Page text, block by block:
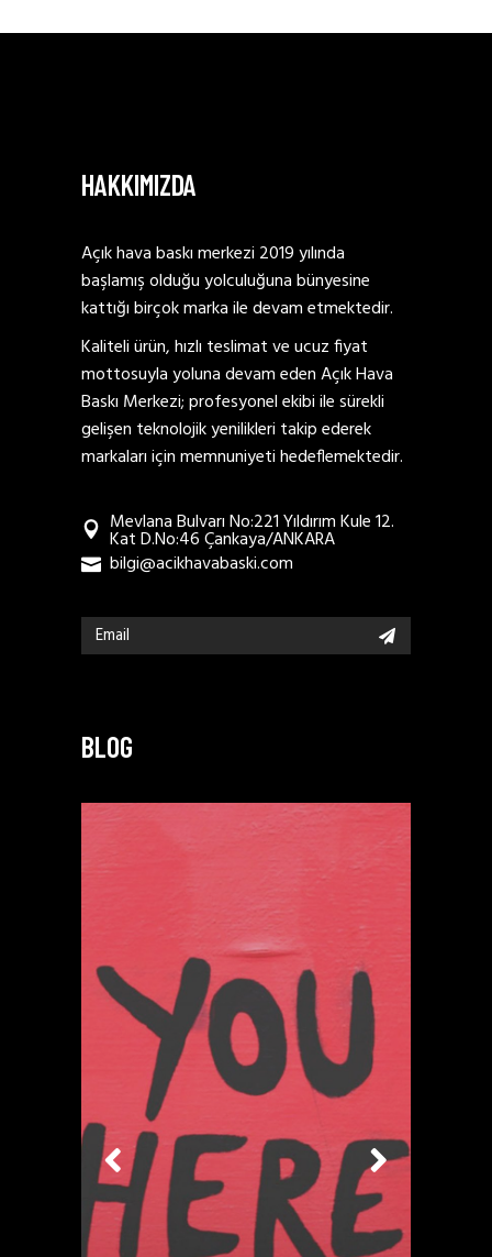
HAKKIMIZDA
Açık hava baskı merkezi 2019 yılında
başlamış olduğu yolculuğuna bünyesine
kattığı birçok marka ile devam etmektedir.
Kaliteli ürün, hızlı teslimat ve ucuz fiyat
mottosuyla yoluna devam eden Açık Hava
Baskı Merkezi; profesyonel ekibi ile sürekli
gelişen teknolojik yenilikleri takip ederek
markaları için memnuniyeti hedeflemektedir.
Mevlana Bulvarı No:221 Yıldırım Kule 12.
Kat D.No:46 Çankaya/ANKARA
bilgi@acikhavabaski.com
BLOG